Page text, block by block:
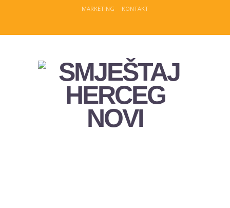
MARKETING KONTAKT